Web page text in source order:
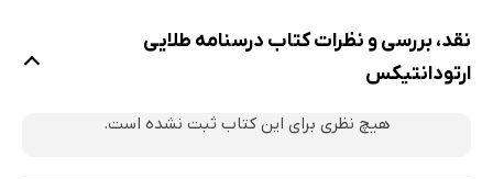
نقد، بررسی و نظرات کتاب درسنامه طلایی
ارتودانتیکس
هیچ نظری برای این کتاب ثبت نشده است.